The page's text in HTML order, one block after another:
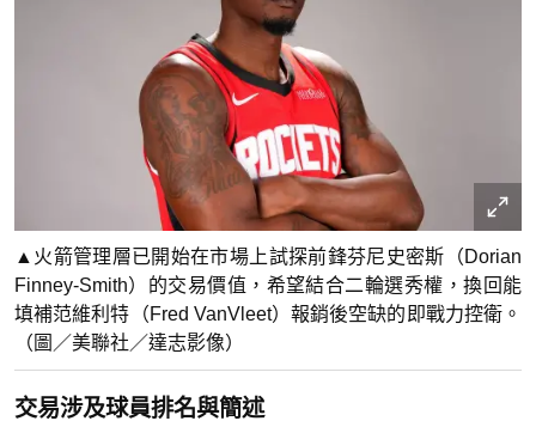
▲火箭管理層已開始在市場上試探前鋒芬尼史密斯（Dorian
Finney-Smith）的交易價值，希望結合二輪選秀權，換回能
填補范維利特（Fred VanVleet）報銷後空缺的即戰力控衛。
（圖／美聯社／達志影像）
交易涉及球員排名與簡述